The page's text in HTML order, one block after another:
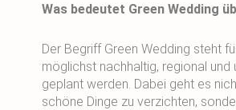
Was bedeutet Green Wedding
Der Begriff Green Wedding steht
möglichst nachhaltig, regional
geplant werden. Dabei geht es
schöne Dinge zu verzichten,